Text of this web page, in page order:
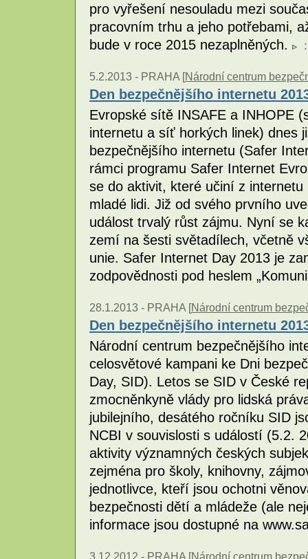
pro vyřešení nesouladu mezi
pracovním trhu a jeho potřebami,
bude v roce 2015 nezaplněných.
5.2.2013 - PRAHA [Národní centrum
Den bezpečnějšího internetu
Evropské sítě INSAFE a INHOPE
internetu a síť horkých linek) dnes
bezpečnějšího internetu (Safer
rámci programu Safer Internet
se do aktivit, které učiní z
mladé lidi. Již od svého prvního
událost trvalý růst zájmu. Nyní se
zemí na šesti světadílech, včetně
unie. Safer Internet Day 2013 je
zodpovědnosti pod heslem
28.1.2013 - PRAHA [Národní centrum
Den bezpečnějšího internetu
Národní centrum bezpečnějšího
celosvětové kampani ke Dni
Day, SID). Letos se SID v České
zmocněnkyně vlády pro lidská
jubilejního, desátého ročníku SID
NCBI v souvislosti s událostí (5.2.
aktivity významných českých
zejména pro školy, knihovny,
jednotlivce, kteří jsou ochotni
bezpečnosti dětí a mládeže (ale
informace jsou dostupné na
3.12.2012 - PRAHA [Národní centrum